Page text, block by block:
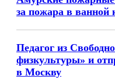
за пожара в ванной
Педагог из
физкультуры» и
в Москву